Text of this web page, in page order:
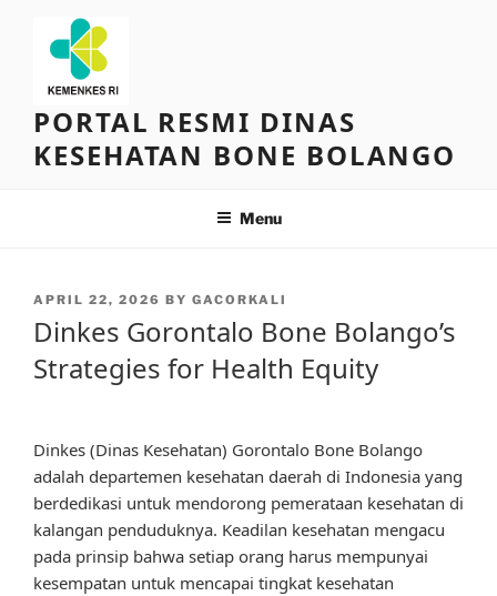
content
PORTAL RESMI DINAS
KESEHATAN BONE BOLANGO
Menu
POSTED
APRIL 22, 2026 BY GACORKALI
Dinkes Gorontalo Bone Bolango’s
Strategies for Health Equity
Dinkes (Dinas Kesehatan) Gorontalo Bone Bolango
adalah departemen kesehatan daerah di Indonesia yang
berdedikasi untuk mendorong pemerataan kesehatan di
kalangan penduduknya. Keadilan kesehatan mengacu
pada prinsip bahwa setiap orang harus mempunyai
kesempatan untuk mencapai tingkat kesehatan